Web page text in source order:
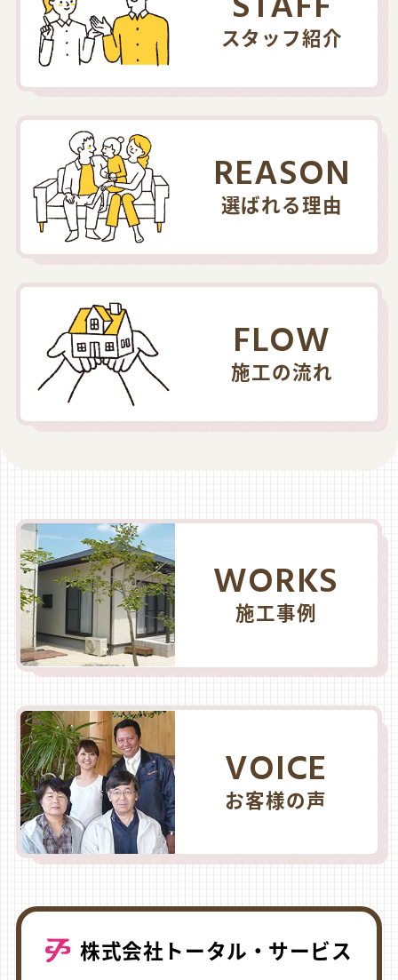
スタッフ紹介
REASON
選ばれる理由
FLOW
施工の流れ
WORKS
施工事例
VOICE
お客様の声
株式会社トータル・サービス